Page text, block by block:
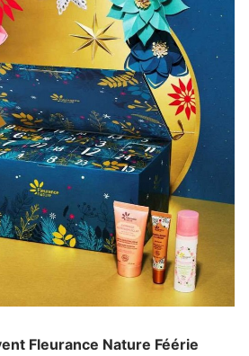
Fleurance Nature Féérie